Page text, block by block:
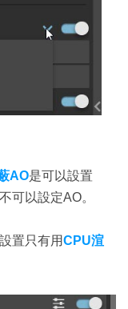
AO是可以設置
可以設定AO。
置只有用CPU渲